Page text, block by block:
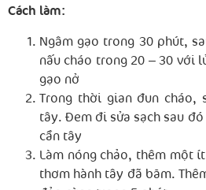
Cách làm:
Ngâm gạo trong 30 phút,
nấu cháo trong 20 – 30 với
gạo nở
Trong thời gian đun cháo,
tây. Đem đi sửa sạch sau
cần tây
Làm nóng chảo, thêm một
thơm hành tây đã băm.